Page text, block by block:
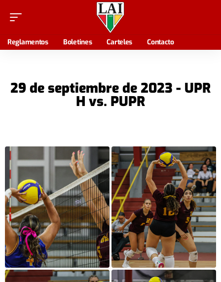
Reglamentos Boletines Carteles Contacto
29 de septiembre de 2023 - UPR
H vs. PUPR